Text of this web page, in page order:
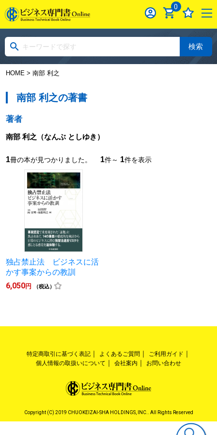
0
検索
HOME> 南部 利之
南部 利之の著書
著者
南部 利之 （なんぶ としゆき）
1冊の本が見つかりました。 1件～ 1件を表示
独占禁止法 ビジネスに活
かす事案からの教訓
6,050円 （税込）
特定商取引に基づく表記 よくあるご質問
ご利用ガイド
個人情報の取扱いについて
会社案内 お問い合わせ
Copyright (C) 2019 CHUOKEIZAI-SHA HOLDINGS, INC.. All Rights Reserved